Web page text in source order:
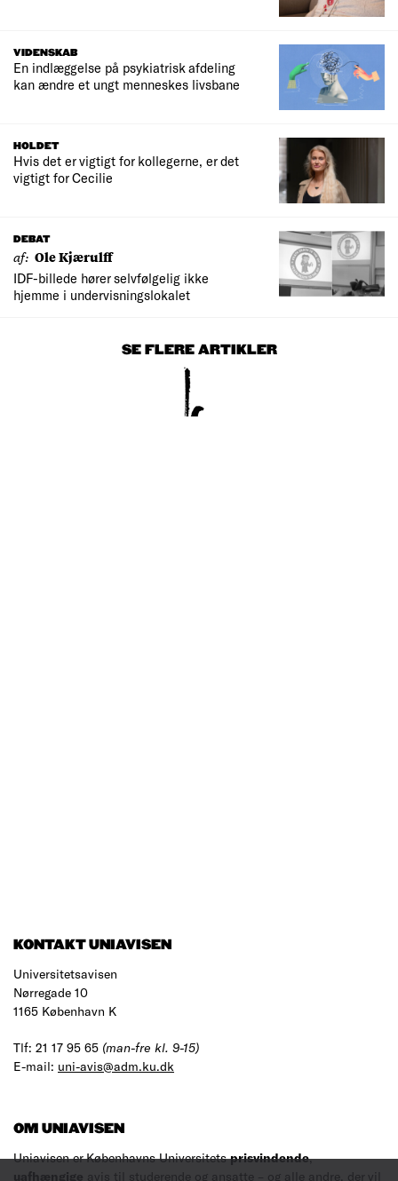
VIDENSKAB
En indlæggelse på psykiatrisk afdeling
kan ændre et ungt menneskes livsbane
HOLDET
Hvis det er vigtigt for kollegerne, er det
vigtigt for Cecilie
DEBAT
af: Ole Kjærulff
IDF-billede hører selvfølgelig ikke
hjemme i undervisningslokalet
SE FLERE ARTIKLER
KONTAKT UNIAVISEN
Universitetsavisen
Nørregade 10
1165 København K
Tlf: 21 17 95 65 (man-fre kl. 9-15)
E-mail: uni-avis@adm.ku.dk
OM UNIAVISEN
Uniavisen er Københavns Universitetsprisvindende,
uafhængige avis til studerende og ansatte – og alle andre, der vil